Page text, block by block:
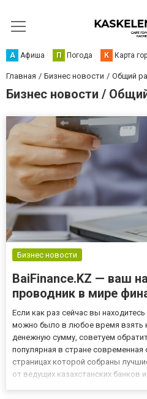
А Афиша П Погода К Карта
Главная Бизнес новости Общий
Бизнес новости /
Бизнес новости
BaiFinance.KZ — ваш
проводник в мире
Если как раз сейчас вы
можно было в любое время взять
денежную сумму, советуем
популярная в стране
страницах которой собраны
от ведущих казахстанских банков